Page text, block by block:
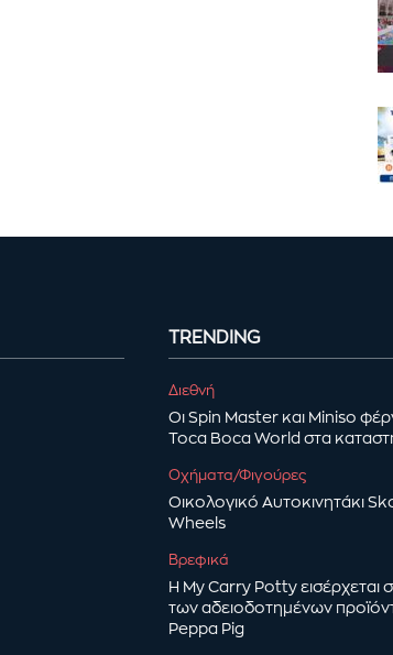
TRENDING
Διεθνή
Οι Spin Master και Miniso
Toca Boca World στα
Οχήματα/Φιγούρες
Οικολογικό Αυτοκινητάκι
Wheels
Βρεφικά
Η My Carry Potty εισέρχεται
των αδειοδοτημένων
Peppa Pig